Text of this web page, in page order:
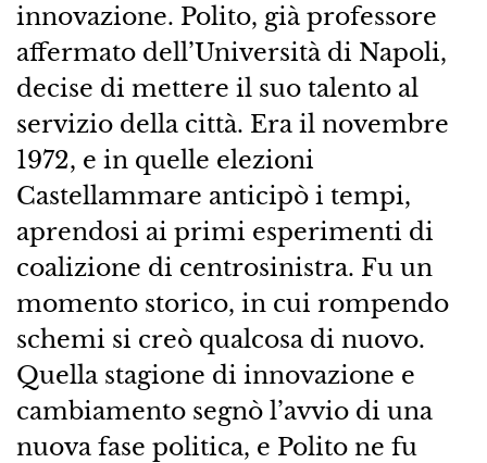
innovazione. Polito, già professore
affermato dell’Università di Napoli,
decise di mettere il suo talento al
servizio della città. Era il novembre
1972, e in quelle elezioni
Castellammare anticipò i tempi,
aprendosi ai primi esperimenti di
coalizione di centrosinistra. Fu un
momento storico, in cui rompendo
schemi si creò qualcosa di nuovo.
Quella stagione di innovazione e
cambiamento segnò l’avvio di una
nuova fase politica, e Polito ne fu